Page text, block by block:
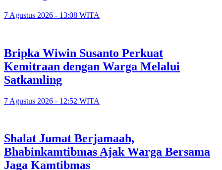
7 Agustus 2026 - 13:08 WITA
Bripka Wiwin Susanto Perkuat
Kemitraan dengan Warga Melalui
Satkamling
7 Agustus 2026 - 12:52 WITA
Shalat Jumat Berjamaah,
Bhabinkamtibmas Ajak Warga Bersama
Jaga Kamtibmas